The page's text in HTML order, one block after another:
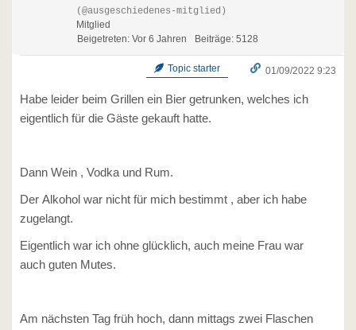
(@ausgeschiedenes-mitglied)
Mitglied
Beigetreten: Vor 6 Jahren
Beiträge: 5128
Topic starter 01/09/2022 9:23
Habe leider beim Grillen ein Bier getrunken, welches ich
eigentlich für die Gäste gekauft hatte.
Dann Wein , Vodka und Rum.
Der Alkohol war nicht für mich bestimmt , aber ich habe
zugelangt.
Eigentlich war ich ohne glücklich, auch meine Frau war
auch guten Mutes.
Am nächsten Tag früh hoch, dann mittags zwei Flaschen